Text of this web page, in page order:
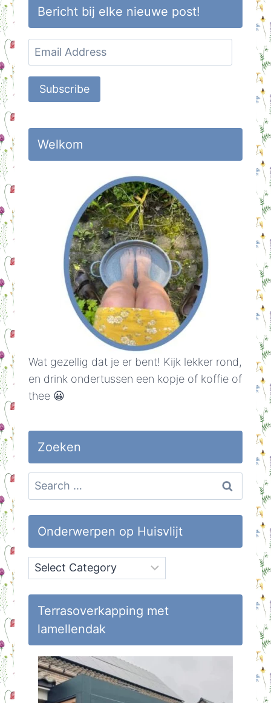
Bericht bij elke nieuwe post!
Email
Address
Subscribe
Welkom
Wat gezellig dat je er bent! Kijk lekker rond,
en drink ondertussen een kopje of koffie of
thee 😀
Zoeken
Search
for:
Onderwerpen op Huisvlijt
Onderwerpen
op
Huisvlijt
Terrasoverkapping met
lamellendak